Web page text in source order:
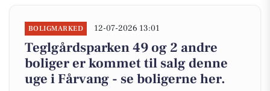
BOLIGMARKED 12-07-2026 13:01
Teglgårdsparken 49 og 2 andre
boliger er kommet til salg denne
uge i Fårvang - se boligerne her.